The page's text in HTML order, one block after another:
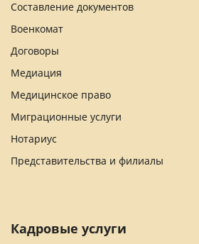
Составление документов
Военкомат
Договоры
Медиация
Медицинское право
Миграционные услуги
Нотариус
Представительства и филиалы
Кадровые услуги